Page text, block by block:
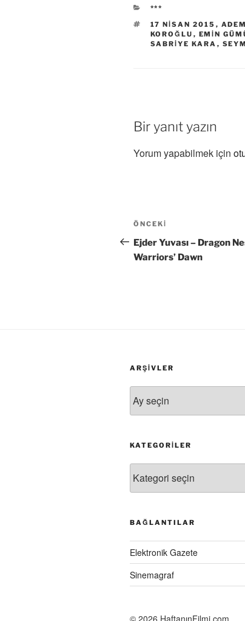
KATEGORILER
***
ETIKETLER
17 NISAN 2015 ,
KOROĞLU , EMIN
SABRIYE KARA ,
Bir yanıt yazın
Yorum yapabilmek için
Yazı
gezinmesi
Önceki
Yazı
ÖNCEKI
Ejder Yuvası – Dragon
Warriors’ Dawn
ARŞIVLER
KATEGORILER
BAĞLANTILAR
Elektronik Gazete
Sinemagraf
© 2026 HaftanınFilmi.com